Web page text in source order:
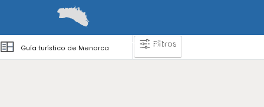
GuíasBarcos Cómo llegar y desplazarse
Guía turístico de Menorca Filtros
Guía de viajes y turismo en Menorca